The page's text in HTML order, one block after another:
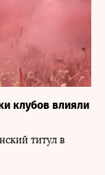
клубов влияли
титул в